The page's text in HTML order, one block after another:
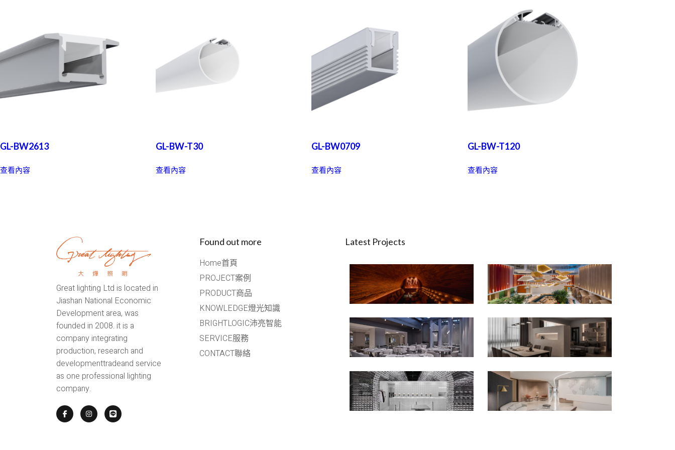
GL-BW2613
查看內容
GL-BW-T30
查看內容
GL-BW0709
查看內容
GL-BW-T120
查看內容
Great lighting Ltd is located in
Jiashan National Economic
Development area, was
founded in 2008. it is a
company integrating
production, research and
developmenttradeand service
as one professional lighting
company.
Found out more
Home首頁
PROJECT案例
PRODUCT商品
KNOWLEDGE燈光知識
BRIGHTLOGIC沛亮智能
SERVICE服務
CONTACT聯絡
Latest Projects